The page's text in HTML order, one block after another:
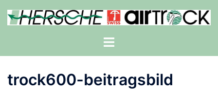
Inhalt
Menü
trock600-beitragsbild